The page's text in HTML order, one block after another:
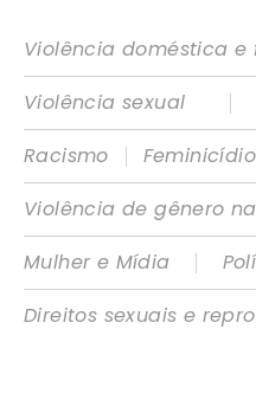
Violência doméstica e
Violência sexual
|
Racismo
| Feminicídio
Violência de gênero
Mulher e Mídia
|
Direitos sexuais e